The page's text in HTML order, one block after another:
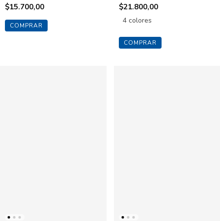
$15.700,00
COMPRAR
$21.800,00
4 colores
COMPRAR